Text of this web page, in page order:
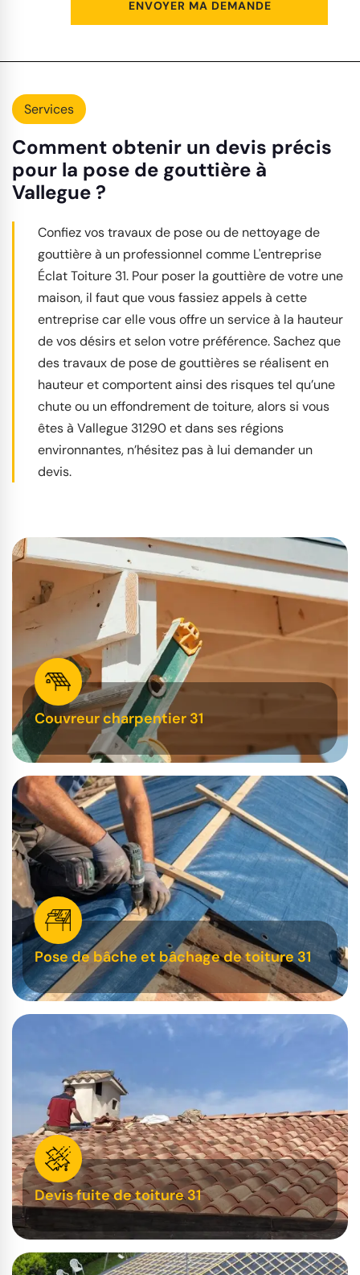
Services
Comment obtenir un devis précis
pour la pose de gouttière à
Vallegue ?
Confiez vos travaux de pose ou de nettoyage de
gouttière à un professionnel comme L'entreprise
Éclat Toiture 31. Pour poser la gouttière de votre une
maison, il faut que vous fassiez appels à cette
entreprise car elle vous offre un service à la hauteur
de vos désirs et selon votre préférence. Sachez que
des travaux de pose de gouttières se réalisent en
hauteur et comportent ainsi des risques tel qu’une
chute ou un effondrement de toiture, alors si vous
êtes à Vallegue 31290 et dans ses régions
environnantes, n’hésitez pas à lui demander un
devis.
Couvreur charpentier 31
Pose de bâche et bâchage de toiture 31
Devis fuite de toiture 31